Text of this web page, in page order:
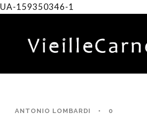
UA-159350346-1
ANTONIO LOMBARDI • 0